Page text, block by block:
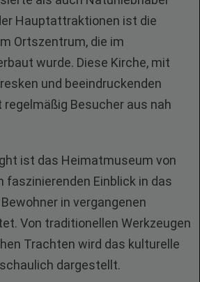
Hauptattraktionen ist die
Ortszentrum, die im
wurde. Diese Kirche, mit
und beeindruckenden
Besucher aus nah
ist das Heimatmuseum von
faszinierenden Einblick in das
in vergangenen
Von traditionellen Werkzeugen
Trachten wird das kulturelle
dargestellt.